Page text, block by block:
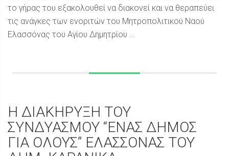
το γήρας του εξακολουθεί να διακονεί και να θεραπεύει
τις ανάγκες των ενοριτών του Μητροπολιτικού Ναού
Ελασσόνας του Αγίου Δημητρίου ...
Η ΔΙΑΚΗΡΥΞΗ ΤΟΥ
ΣΥΝΔΥΑΣΜΟΥ “ΕΝΑΣ ΔΗΜΟΣ
ΓΙΑ ΟΛΟΥΣ” ΕΛΑΣΣΟΝΑΣ ΤΟΥ